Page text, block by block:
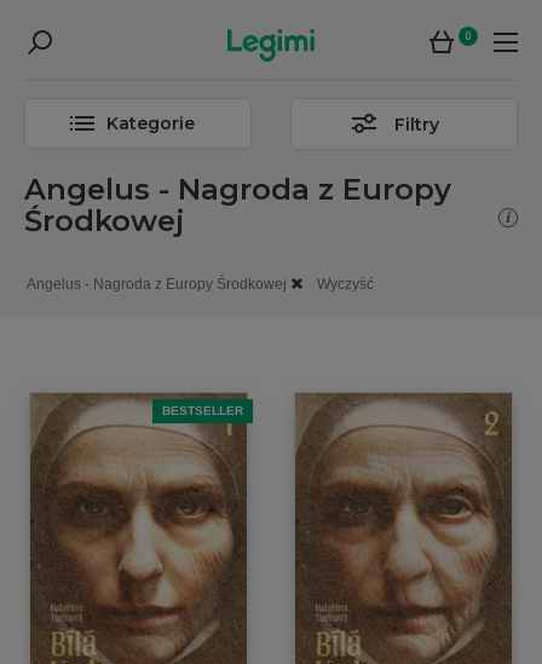
0
Kategorie Filtry
Angelus - Nagroda z Europy
Środkowej
Angelus - Nagroda z Europy Środkowej Wyczyść
BESTSELLER